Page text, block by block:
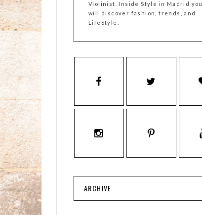
Violinist. Inside Style in Madrid you
will discover fashion, trends, and
LifeStyle.
ARCHIVE